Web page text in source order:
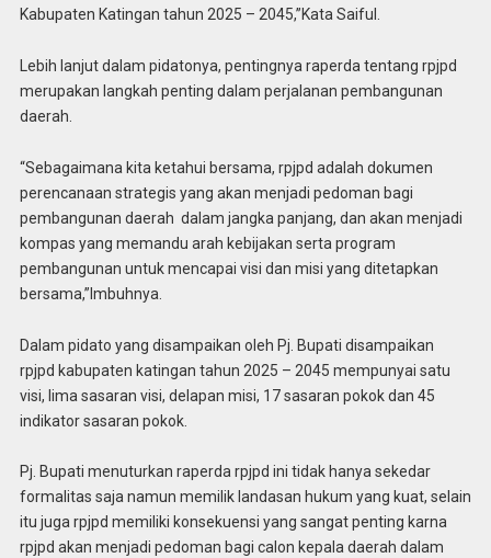
Kabupaten Katingan tahun 2025 – 2045,”Kata Saiful.
Lebih lanjut dalam pidatonya, pentingnya raperda tentang rpjpd
merupakan langkah penting dalam perjalanan pembangunan
daerah.
“Sebagaimana kita ketahui bersama, rpjpd adalah dokumen
perencanaan strategis yang akan menjadi pedoman bagi
pembangunan daerah dalam jangka panjang, dan akan menjadi
kompas yang memandu arah kebijakan serta program
pembangunan untuk mencapai visi dan misi yang ditetapkan
bersama,”Imbuhnya.
Dalam pidato yang disampaikan oleh Pj. Bupati disampaikan
rpjpd kabupaten katingan tahun 2025 – 2045 mempunyai satu
visi, lima sasaran visi, delapan misi, 17 sasaran pokok dan 45
indikator sasaran pokok.
Pj. Bupati menuturkan raperda rpjpd ini tidak hanya sekedar
formalitas saja namun memilik landasan hukum yang kuat, selain
itu juga rpjpd memiliki konsekuensi yang sangat penting karna
rpjpd akan menjadi pedoman bagi calon kepala daerah dalam